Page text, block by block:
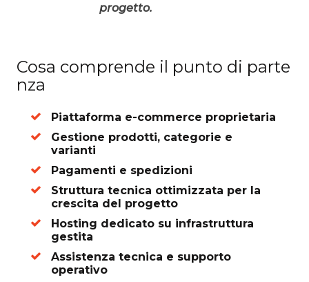
progetto.
Cosa comprende il punto di parte
nza
Piattaforma e-commerce proprietaria
Gestione prodotti, categorie e
varianti
Pagamenti e spedizioni
Struttura tecnica ottimizzata per la
crescita del progetto
Hosting dedicato su infrastruttura
gestita
Assistenza tecnica e supporto
operativo